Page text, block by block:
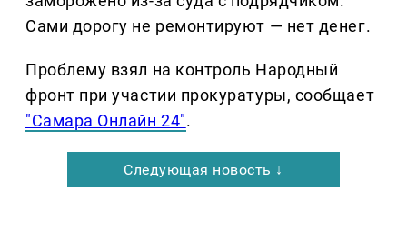
Сами дорогу не ремонтируют — нет денег.
Проблему взял на контроль Народный
фронт при участии прокуратуры, сообщает
"Самара Онлайн 24".
Следующая новость ↓